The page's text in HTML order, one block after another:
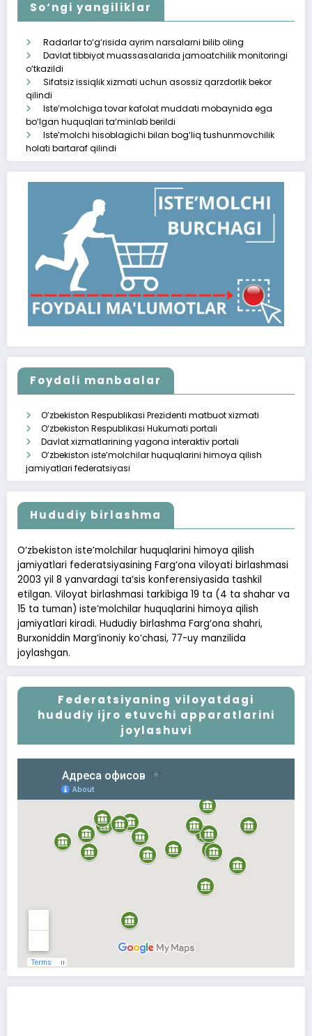
So‘ngi yangiliklar
Radarlar to‘g‘risida ayrim narsalarni bilib oling
Davlat tibbiyot muassasalarida jamoatchilik monitoringi
o‘tkazildi
Sifatsiz issiqlik xizmati uchun asossiz qarzdorlik bekor
qilindi
Iste’molchiga tovar kafolat muddati mobaynida ega
bo‘lgan huquqlari ta’minlab berildi
Iste’molchi hisoblagichi bilan bog‘liq tushunmovchilik
holati bartaraf qilindi
Foydali manbaalar
O’zbekiston Respublikasi Prezidenti matbuot xizmati
O‘zbekiston Respublikasi Hukumati portali
Davlat xizmatlarining yagona interaktiv portali
O’zbekiston iste’molchilar huquqlarini himoya qilish
jamiyatlari federatsiyasi
Hududiy birlashma
O‘zbekiston iste’molchilar huquqlarini himoya qilish
jamiyatlari federatsiyasining Farg‘ona viloyati birlashmasi
2003 yil 8 yanvardagi ta’sis konferensiyasida tashkil
etilgan. Viloyat birlashmasi tarkibiga 19 ta (4 ta shahar va
15 ta tuman) iste’molchilar huquqlarini himoya qilish
jamiyatlari kiradi. Hududiy birlashma Farg‘ona shahri,
Burxoniddin Marg‘inoniy ko‘chasi, 77-uy manzilida
joylashgan.
Federatsiyaning viloyatdagi
hududiy ijro etuvchi apparatlarini
joylashuvi